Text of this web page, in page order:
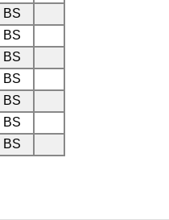
BS
BS
BS
BS
BS
BS
BS